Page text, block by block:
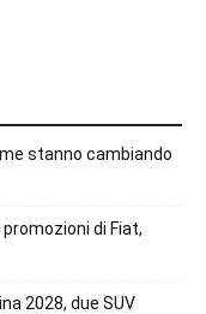
stanno cambiando
di Fiat,
2028, due SUV